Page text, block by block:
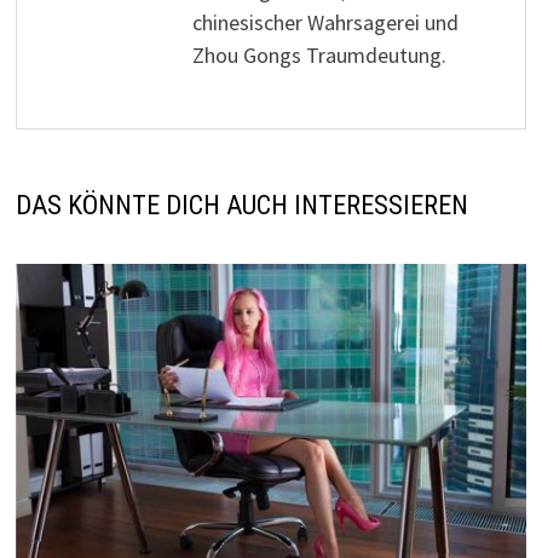
chinesischer Wahrsagerei und
Zhou Gongs Traumdeutung.
DAS KÖNNTE DICH AUCH INTERESSIEREN